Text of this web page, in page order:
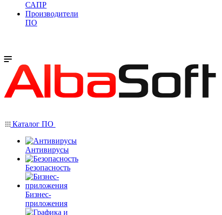
САПР
Производители
ПО
Каталог ПО
Антивирусы
Безопасность
Бизнес-
приложения